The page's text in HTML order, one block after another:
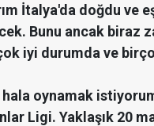
İtalya'da doğdu ve
Bunu ancak biraz
iyi durumda ve
hala oynamak
Ligi. Yaklaşık 20